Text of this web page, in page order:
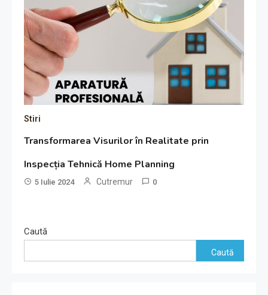
Stiri
Transformarea Visurilor în Realitate prin
Inspecția Tehnică Home Planning
5 Iulie 2024 Cutremur 0
Caută
Caută